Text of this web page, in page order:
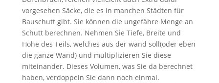
vorgesehen Säcke, die es in manchen Städten für
Bauschutt gibt. Sie können die ungefähre Menge an
Schutt berechnen. Nehmen Sie Tiefe, Breite und
Höhe des Teils, welches aus der wand soll(oder eben
die ganze Wand) und multiplizieren Sie diese
miteinander. Dieses Volumen, was Sie da berechnet
haben, verdoppeln Sie dann noch einmal.